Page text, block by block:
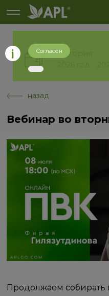
История
назад
Вебинар во
Продолжаем
Согласен